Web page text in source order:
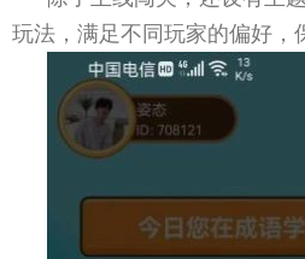
玩法，满足不同玩家的偏好，